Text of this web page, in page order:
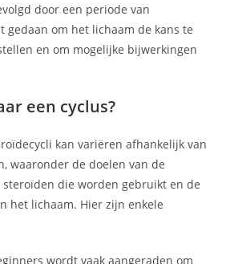
door een periode van
gedaan om het lichaam de kans te
en om mogelijke bijwerkingen
een cyclus?
kan variëren afhankelijk van
waaronder de doelen van de
die worden gebruikt en de
het lichaam. Hier zijn enkele
wordt vaak aangeraden om